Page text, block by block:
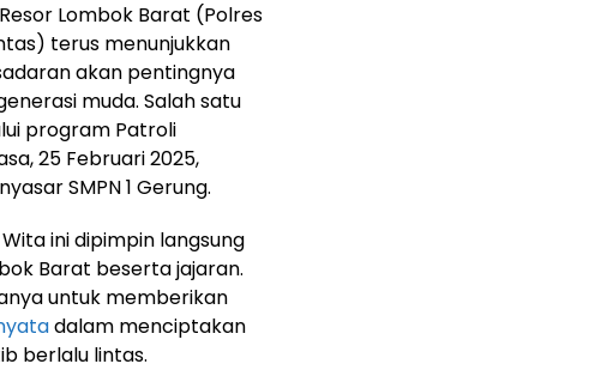
Lombok Barat (Polres
terus menunjukkan
akan pentingnya
muda. Salah satu
program Patroli
25 Februari 2025,
SMPN 1 Gerung.
ini dipimpin langsung
Barat beserta jajaran.
untuk memberikan
dalam menciptakan
berlalu lintas.